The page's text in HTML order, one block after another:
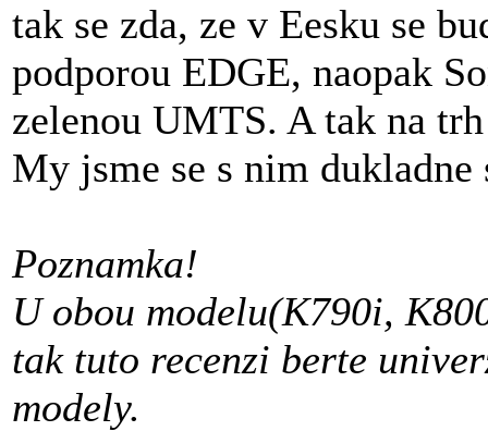
tak se zda, ze v Eesku se
podporou EDGE, naopak
zelenou UMTS. A tak na
My jsme se s nim dukladne
Poznamka!
U obou modelu(K790i,
tak tuto recenzi berte
modely.